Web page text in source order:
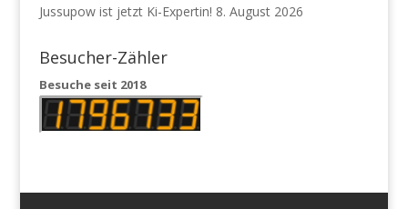
Jussupow ist jetzt Ki-Expertin! 8. August 2026
Besucher-Zähler
Besuche seit 2018